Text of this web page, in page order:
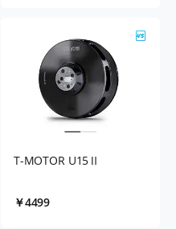
T-MOTOR U15Ⅱ
￥4499